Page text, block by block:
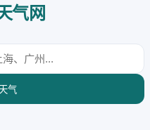
气网
气